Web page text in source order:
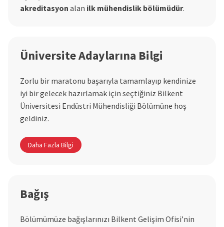
akreditasyon alan ilk mühendislik bölümüdür.
Üniversite Adaylarına Bilgi
Zorlu bir maratonu başarıyla tamamlayıp kendinize
iyi bir gelecek hazırlamak için seçtiğiniz Bilkent
Üniversitesi Endüstri Mühendisliği Bölümüne hoş
geldiniz.
Daha Fazla Bilgi
Bağış
Bölümümüze bağışlarınızı Bilkent Gelişim Ofisi’nin